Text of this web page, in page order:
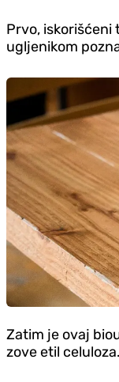
Prvo, iskorišćeni
ugljenikom
Zatim je ovaj
zove etil